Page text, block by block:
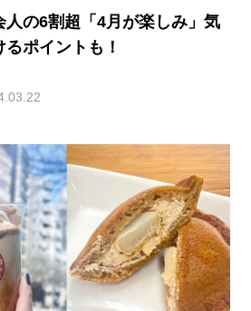
人の6割超「4月が楽しみ」気
るポイントも！